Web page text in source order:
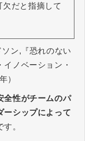
だと指摘して
ン,『恐れのない
ノベーション・
）
全性がチームのパ
ーシップによって
。